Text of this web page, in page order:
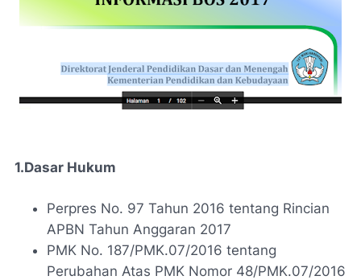
1.Dasar Hukum
Perpres No. 97 Tahun 2016 tentang Rincian
APBN Tahun Anggaran 2017
PMK No. 187/PMK.07/2016 tentang
Perubahan Atas PMK Nomor 48/PMK.07/2016